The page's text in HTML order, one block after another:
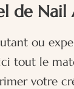
de Nail
ou
tout le
votre